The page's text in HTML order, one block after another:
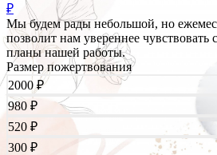
₽
Мы будем рады небольшой, но
позволит нам увереннее чувствовать
планы нашей работы.
Размер пожертвования
2000 ₽
980 ₽
520 ₽
300 ₽